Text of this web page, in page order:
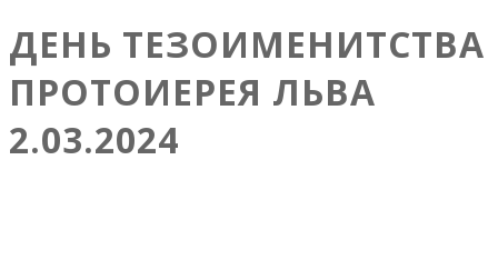
ДЕНЬ ТЕЗОИМЕНИТСТВА
ПРОТОИЕРЕЯ ЛЬВА
2.03.2024